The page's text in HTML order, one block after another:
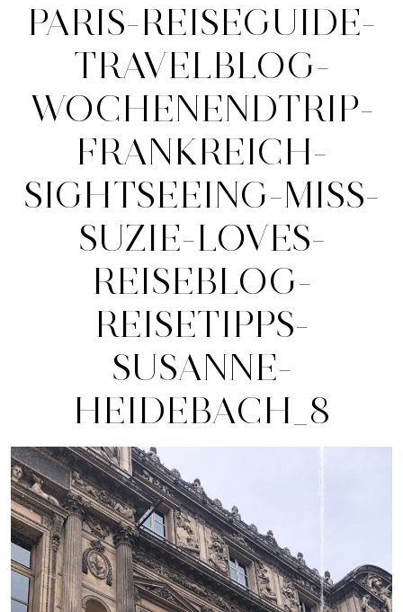
PARIS-REISEGUIDE-
TRAVELBLOG-
WOCHENENDTRIP-
FRANKREICH-
SIGHTSEEING-MISS-
SUZIE-LOVES-
REISEBLOG-
REISETIPPS-
SUSANNE-
HEIDEBACH_8